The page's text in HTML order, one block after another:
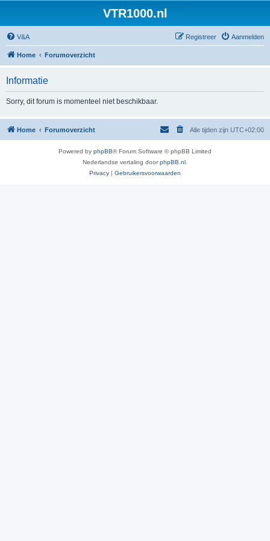
VTR1000.nl
V&A Aanmelden
Registreer
Home Forumoverzicht
Informatie
Sorry, dit forum is momenteel niet beschikbaar.
Home Forumoverzicht Alle tijden zijn UTC+02:00
Powered by phpBB® Forum Software © phpBB Limited
Nederlandse vertaling doorphpBB.nl
Privacy | Gebruikersvoorwaarden